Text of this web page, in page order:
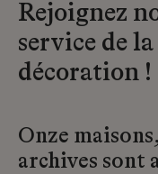
Rejoignez
service de
décoration !
Onze
archives sont